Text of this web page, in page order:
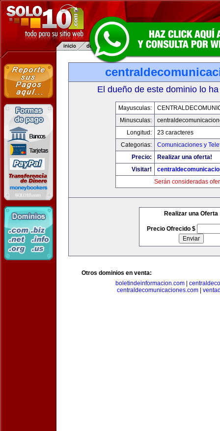
El dueño de este dominio lo
Mayusculas:
Minusculas:
Longitud:
23 caracteres
Categorias:
Comunicaciones y
Precio:
Realizar una oferta!
Visitar!
Serán consideradas
Realizar una Oferta
Precio Ofrecido $
Otros dominios en venta:
boletindeinformacion.com|
centraldecomunicaciones.com|